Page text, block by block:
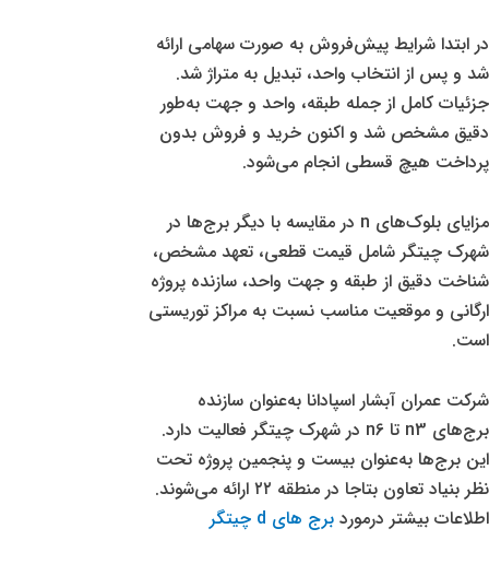
در ابتدا شرایط پیش‌فروش به صورت سهامی ارائه
شد و پس از انتخاب واحد، تبدیل به متراژ شد.
جزئیات کامل از جمله طبقه، واحد و جهت به‌طور
دقیق مشخص شد و اکنون خرید و فروش بدون
پرداخت هیچ قسطی انجام می‌شود.
مزایای بلوک‌های n در مقایسه با دیگر برج‌ها در
شهرک چیتگر شامل قیمت قطعی، تعهد مشخص،
شناخت دقیق از طبقه و جهت واحد، سازنده پروژه
ارگانی و موقعیت مناسب نسبت به مراکز توریستی
است.
شرکت عمران آبشار اسپادانا به‌عنوان سازنده
برج‌های n3 تا n6 در شهرک چیتگر فعالیت دارد.
این برج‌ها به‌عنوان بیست و پنجمین پروژه تحت
نظر بنیاد تعاون بتاجا در منطقه ۲۲ ارائه می‌شوند.
اطلاعات بیشتر درمورد برج های d چیتگر